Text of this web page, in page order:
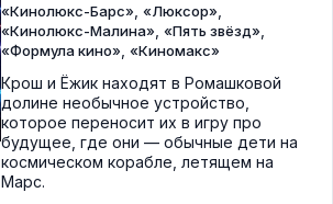
«Кинолюкс-Барс», «Люксор»,
«Кинолюкс-Малина», «Пять звёзд»,
«Формула кино», «Киномакс»
Крош и Ёжик находят в Ромашковой
долине необычное устройство,
которое переносит их в игру про
будущее, где они — обычные дети на
космическом корабле, летящем на
Марс.